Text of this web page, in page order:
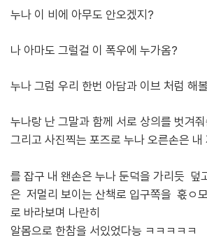
누나 이 비에 아무도 안오겠지?
나 아마도 그럴걸 이 폭우에 누가옴?
누나 그럼 우리 한번 아담과 이브 처럼 해
누나랑 난 그말과 함께 서로 상의를 벗겨줘
그리고 사진찍는 포즈로 누나 오른손은 내
를 잡구 내 왠손은 누나 둔덕을 가리듯 덮
은 저멀리 보이는 산책로 입구쪽을 혻ㅇ
로 바라보며 나란히
알몸으로 한참을 서있었다능 ㅋㅋㅋㅋㅋ